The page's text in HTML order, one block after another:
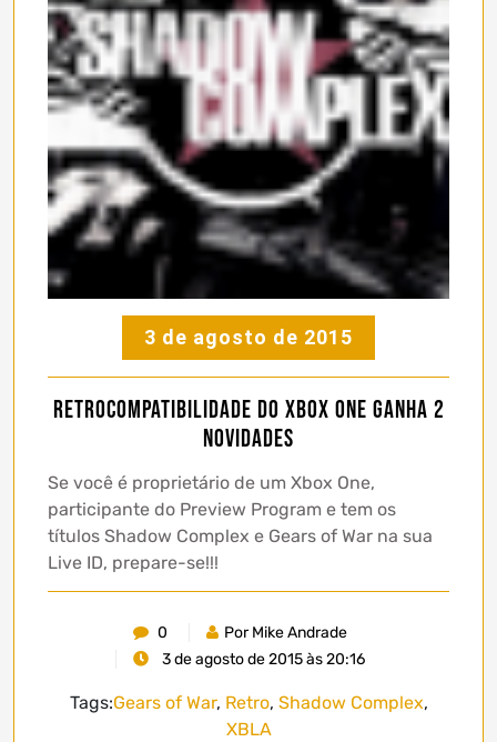
3 de agosto de 2015
Retrocompatibilidade do Xbox One ganha 2
novidades
Se você é proprietário de um Xbox One,
participante do Preview Program e tem os
títulos Shadow Complex e Gears of War na sua
Live ID, prepare-se!!!
0
Por Mike Andrade
3 de agosto de 2015 às 20:16
Tags:Gears of War, Retro, Shadow Complex,
XBLA